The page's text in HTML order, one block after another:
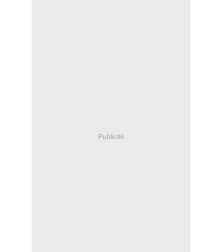
Publicité